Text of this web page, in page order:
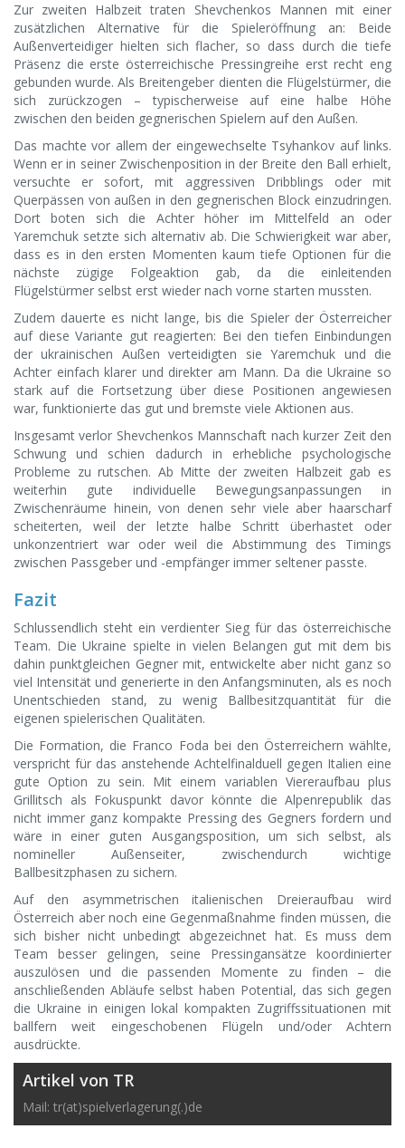
Zur zweiten Halbzeit traten Shevchenkos Mannen mit einer
zusätzlichen Alternative für die Spieleröffnung an: Beide
Außenverteidiger hielten sich flacher, so dass durch die tiefe
Präsenz die erste österreichische Pressingreihe erst recht eng
gebunden wurde. Als Breitengeber dienten die Flügelstürmer, die
sich zurückzogen – typischerweise auf eine halbe Höhe
zwischen den beiden gegnerischen Spielern auf den Außen.
Das machte vor allem der eingewechselte Tsyhankov auf links.
Wenn er in seiner Zwischenposition in der Breite den Ball erhielt,
versuchte er sofort, mit aggressiven Dribblings oder mit
Querpässen von außen in den gegnerischen Block einzudringen.
Dort boten sich die Achter höher im Mittelfeld an oder
Yaremchuk setzte sich alternativ ab. Die Schwierigkeit war aber,
dass es in den ersten Momenten kaum tiefe Optionen für die
nächste zügige Folgeaktion gab, da die einleitenden
Flügelstürmer selbst erst wieder nach vorne starten mussten.
Zudem dauerte es nicht lange, bis die Spieler der Österreicher
auf diese Variante gut reagierten: Bei den tiefen Einbindungen
der ukrainischen Außen verteidigten sie Yaremchuk und die
Achter einfach klarer und direkter am Mann. Da die Ukraine so
stark auf die Fortsetzung über diese Positionen angewiesen
war, funktionierte das gut und bremste viele Aktionen aus.
Insgesamt verlor Shevchenkos Mannschaft nach kurzer Zeit den
Schwung und schien dadurch in erhebliche psychologische
Probleme zu rutschen. Ab Mitte der zweiten Halbzeit gab es
weiterhin gute individuelle Bewegungsanpassungen in
Zwischenräume hinein, von denen sehr viele aber haarscharf
scheiterten, weil der letzte halbe Schritt überhastet oder
unkonzentriert war oder weil die Abstimmung des Timings
zwischen Passgeber und -empfänger immer seltener passte.
Fazit
Schlussendlich steht ein verdienter Sieg für das österreichische
Team. Die Ukraine spielte in vielen Belangen gut mit dem bis
dahin punktgleichen Gegner mit, entwickelte aber nicht ganz so
viel Intensität und generierte in den Anfangsminuten, als es noch
Unentschieden stand, zu wenig Ballbesitzquantität für die
eigenen spielerischen Qualitäten.
Die Formation, die Franco Foda bei den Österreichern wählte,
verspricht für das anstehende Achtelfinalduell gegen Italien eine
gute Option zu sein. Mit einem variablen Viereraufbau plus
Grillitsch als Fokuspunkt davor könnte die Alpenrepublik das
nicht immer ganz kompakte Pressing des Gegners fordern und
wäre in einer guten Ausgangsposition, um sich selbst, als
nomineller Außenseiter, zwischendurch wichtige
Ballbesitzphasen zu sichern.
Auf den asymmetrischen italienischen Dreieraufbau wird
Österreich aber noch eine Gegenmaßnahme finden müssen, die
sich bisher nicht unbedingt abgezeichnet hat. Es muss dem
Team besser gelingen, seine Pressingansätze koordinierter
auszulösen und die passenden Momente zu finden – die
anschließenden Abläufe selbst haben Potential, das sich gegen
die Ukraine in einigen lokal kompakten Zugriffssituationen mit
ballfern weit eingeschobenen Flügeln und/oder Achtern
ausdrückte.
Artikel von TR
Mail: tr(at)spielverlagerung(.)de